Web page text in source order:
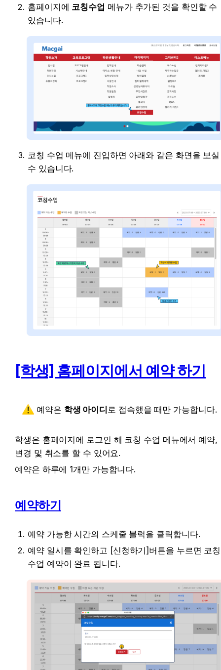
홈페이지에 코칭수업 메뉴가 추가된 것을 확인할 수
있습니다.
코칭 수업 메뉴에 진입하면 아래와 같은 화면을 보실
수 있습니다.
[학생] 홈페이지에서 예약 하기
예약은 학생 아이디 로 접속했을 때만 가능합니다.
학생은 홈페이지에 로그인 해 코칭 수업 메뉴에서 예약,
변경 및 취소를 할 수 있어요.
예약은 하루에 1개만 가능합니다.
예약하기
예약 가능한 시간의 스케줄 블럭을 클릭합니다.
예약 일시를 확인하고 [신청하기] 버튼을 누르면 코칭
수업 예약이 완료 됩니다.